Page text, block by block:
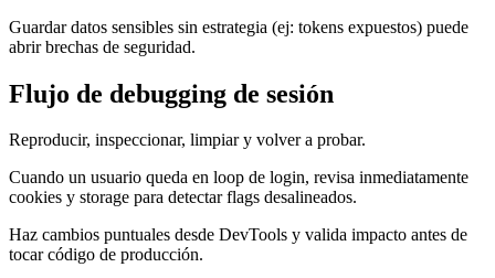
Guardar datos sensibles sin estrategia (ej: tokens expuestos) puede
abrir brechas de seguridad.
Flujo de debugging de sesión
Reproducir, inspeccionar, limpiar y volver a probar.
Cuando un usuario queda en loop de login, revisa inmediatamente
cookies y storage para detectar flags desalineados.
Haz cambios puntuales desde DevTools y valida impacto antes de
tocar código de producción.